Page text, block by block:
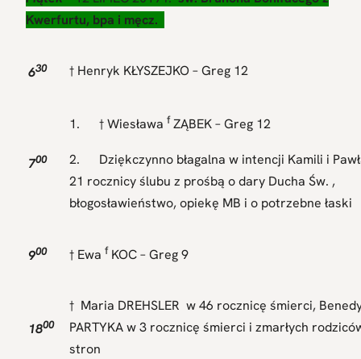
Kwerfurtu, bpa i męcz.
630 † Henryk KŁYSZEJKO – Greg 12
700
1. † Wiesława f ZĄBEK – Greg 12
2. Dziękczynno błagalna w intencji Kamili i
21 rocznicy ślubu z prośbą o dary Ducha Św. ,
błogosławieństwo, opiekę MB i o potrzebne łaski
900 † Ewa f KOC – Greg 9
1800
† Maria DREHSLER w 46 rocznicę śmierci,
PARTYKA w 3 rocznicę śmierci i zmarłych
stron